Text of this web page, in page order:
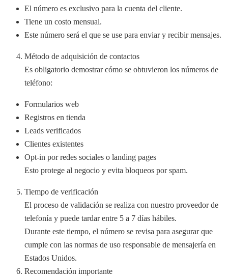
El número es exclusivo para la cuenta del cliente.
Tiene un costo mensual.
Este número será el que se use para enviar y recibir mensajes.
Método de adquisición de contactos
Es obligatorio demostrar cómo se obtuvieron los números de
teléfono:
Formularios web
Registros en tienda
Leads verificados
Clientes existentes
Opt-in por redes sociales o landing pages
Esto protege al negocio y evita bloqueos por spam.
Tiempo de verificación
El proceso de validación se realiza con nuestro proveedor de
telefonía y puede tardar entre 5 a 7 días hábiles.
Durante este tiempo, el número se revisa para asegurar que
cumple con las normas de uso responsable de mensajería en
Estados Unidos.
Recomendación importante